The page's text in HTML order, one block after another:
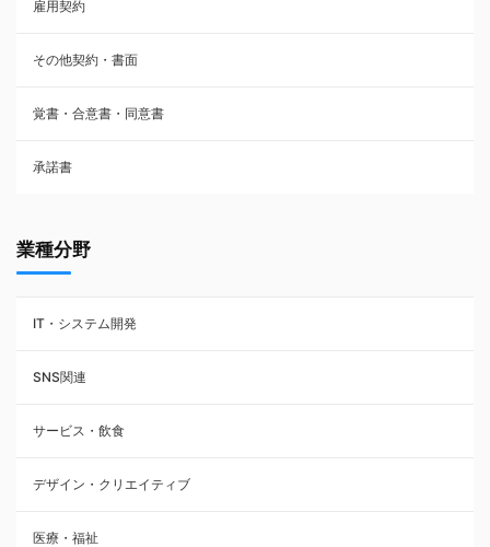
株主総会議事録・関連書類
請負契約
フランチャイズ契約
賃貸借契約
雇用契約
その他契約・書面
覚書・合意書・同意書
承諾書
業種分野
IT・システム開発
SNS関連
サービス・飲食
デザイン・クリエイティブ
医療・福祉